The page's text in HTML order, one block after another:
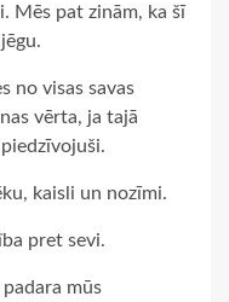
Mēs pat zinām, ka šī
no visas savas
vērta, ja tajā
kaisli un nozīmi.
pret sevi.
mūs